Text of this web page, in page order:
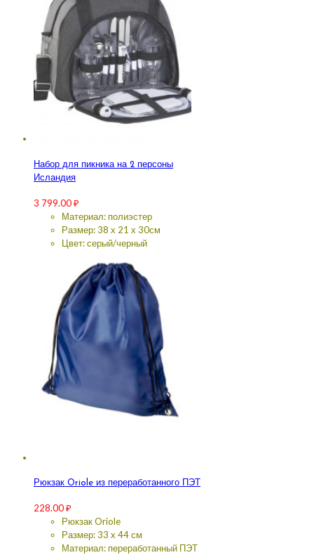
Набор для пикника на 2 персоны
Исландия
3 799.00₽
Материал: полиэстер
Размер: 38 х 21 х 30см
Цвет: серый/черный
Рюкзак Oriole из переработанного ПЭТ
228.00₽
Рюкзак Oriole
Размер: 33 x 44 см
Материал: переработанный ПЭТ